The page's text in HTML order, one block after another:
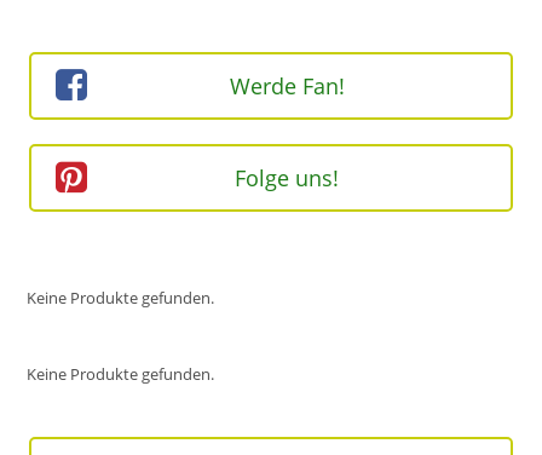
Werde Fan!
Folge uns!
Keine Produkte gefunden.
Keine Produkte gefunden.